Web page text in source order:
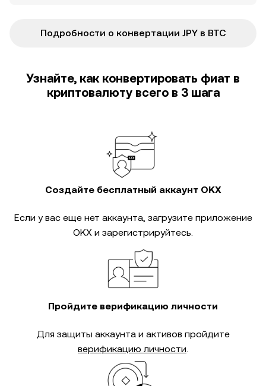
Подробности о конвертации JPY в BTC
Узнайте, как конвертировать фиат в
криптовалюту всего в 3 шага
Создайте бесплатный аккаунт OKX
Если у вас еще нет аккаунта, загрузите приложение
OKX и зарегистрируйтесь.
Пройдите верификацию личности
Для защиты аккаунта и активов пройдите
верификацию личности.